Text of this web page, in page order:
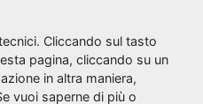
Cliccando sul tasto
pagina, cliccando su un
in altra maniera,
vuoi saperne di più o